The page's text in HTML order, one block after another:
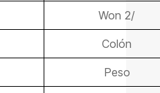
Won 2/
Colón
Peso